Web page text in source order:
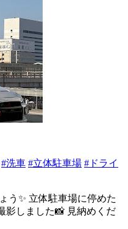
#洗車 #立体駐車場 #ドライ
う✨ 立体駐車場に停めた
影しました📸 見納めくだ